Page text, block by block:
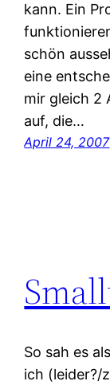
kann. Ein
schön
eine
mir gleich 2
auf, die…
April 24, 2007
So sah es
ich (leider?/